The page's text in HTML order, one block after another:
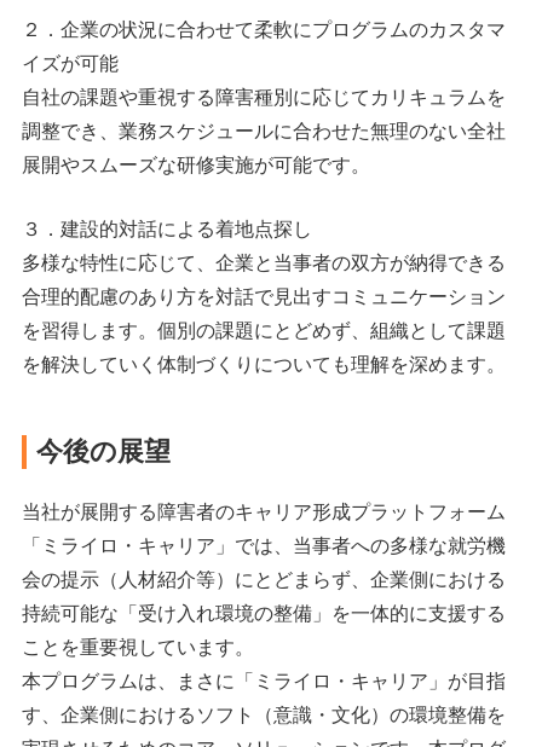
２．企業の状況に合わせて柔軟にプログラムのカスタマ
イズが可能
自社の課題や重視する障害種別に応じてカリキュラムを
調整でき、業務スケジュールに合わせた無理のない全社
展開やスムーズな研修実施が可能です。
３． 建設的対話による着地点探し
多様な特性に応じて、企業と当事者の双方が納得できる
合理的配慮のあり方を対話で見出すコミュニケーション
を習得します。個別の課題にとどめず、組織として課題
を解決していく体制づくりについても理解を深めます。
今後の展望
当社が展開する障害者のキャリア形成プラットフォーム
「ミライロ・キャリア」では、当事者への多様な就労機
会の提示（人材紹介等）にとどまらず、企業側における
持続可能な「受け入れ環境の整備」を一体的に支援する
ことを重要視しています。
本プログラムは、まさに「ミライロ・キャリア」が目指
す、企業側におけるソフト（意識・文化）の環境整備を